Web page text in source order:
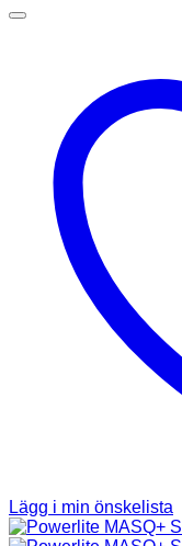
Lägg i min önskelista